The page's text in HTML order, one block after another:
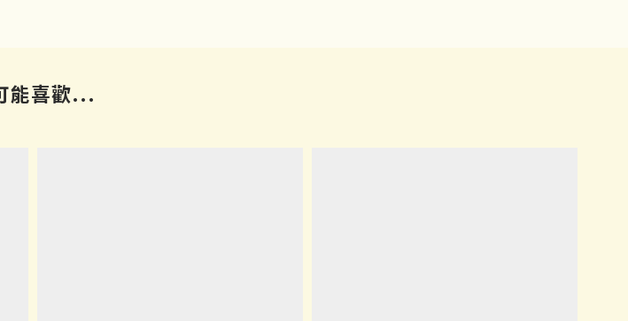
能喜歡...